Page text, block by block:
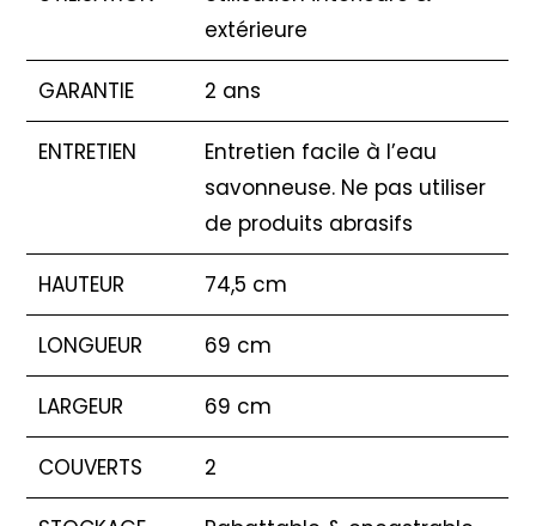
extérieure
GARANTIE 2 ans
ENTRETIEN
Entretien facile à l’eau
savonneuse. Ne pas utiliser
de produits abrasifs
HAUTEUR 74,5 cm
LONGUEUR 69 cm
LARGEUR 69 cm
COUVERTS 2